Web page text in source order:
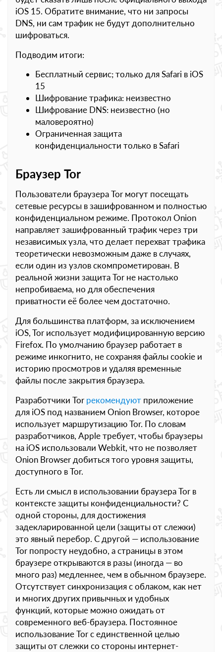
iOS 15. Обратите внимание, что ни запросы
DNS, ни сам трафик не будут дополнительно
шифроваться.
Подводим итоги:
Бесплатный сервис; только для Safari в iOS
15
Шифрование трафика: неизвестно
Шифрование DNS: неизвестно (но
маловероятно)
Ограниченная защита
конфиденциальности только в Safari
Браузер Tor
Пользователи браузера Tor могут посещать
сетевые ресурсы в зашифрованном и полностью
конфиденциальном режиме. Протокол Onion
направляет зашифрованный трафик через три
независимых узла, что делает перехват трафика
теоретически невозможным даже в случаях,
если один из узлов скомпрометирован. В
реальной жизни защита Tor не настолько
непробиваема, но для обеспечения
приватности её более чем достаточно.
Для большинства платформ, за исключением
iOS, Tor использует модифицированную версию
Firefox. По умолчанию браузер работает в
режиме инкогнито, не сохраняя файлы cookie и
историю просмотров и удаляя временные
файлы после закрытия браузера.
Разработчики Tor рекомендуют приложение
для iOS под названием Onion Browser, которое
использует маршрутизацию Tor. По словам
разработчиков, Apple требует, чтобы браузеры
на iOS использовали Webkit, что не позволяет
Onion Browser добиться того уровня защиты,
доступного в Tor.
Есть ли смысл в использовании браузера Tor в
контексте защиты конфиденциальности? С
одной стороны, для достижения
задекларированной цели (защиты от слежки)
это явный перебор. С другой — использование
Tor попросту неудобно, а страницы в этом
браузере открываются в разы (иногда — во
много раз) медленнее, чем в обычном браузере.
Отсутствует синхронизация с облаком, как нет
и многих других привычных и удобных
функций, которые можно ожидать от
современного веб-браузера. Постоянное
использование Tor с единственной целью
защиты от слежки со стороны интернет-